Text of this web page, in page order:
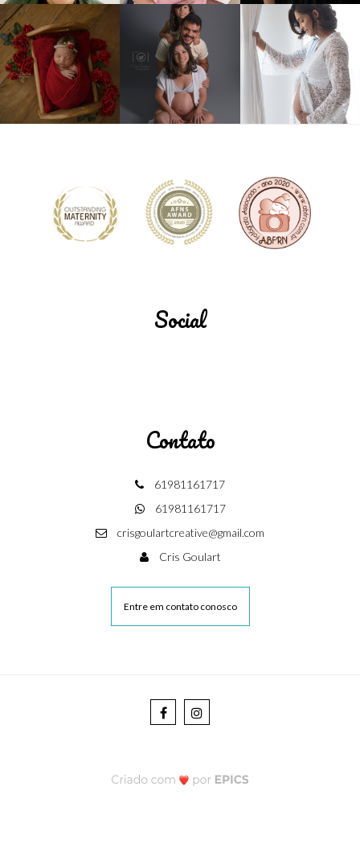
Social
Contato
61981161717
61981161717
crisgoulartcreative@gmail.com
Cris Goulart
Entre em contato conosco